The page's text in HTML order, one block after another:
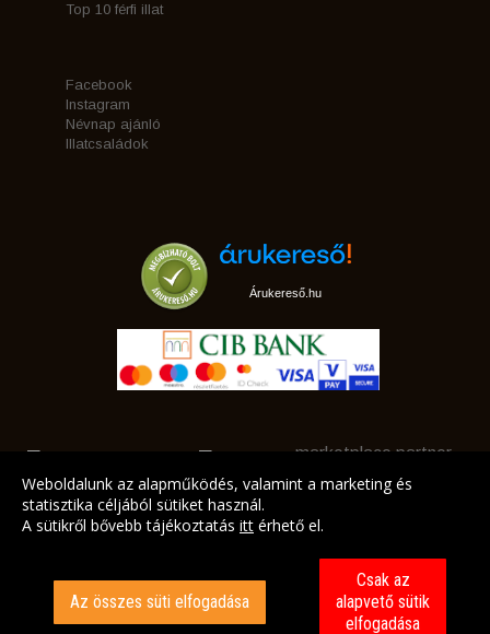
Top 10 férfi illat
Facebook
Instagram
Névnap ajánló
Illatcsaládok
Árukereső.hu
marketplace partner
Weboldalunk az alapműködés, valamint a marketing és
statisztika céljából sütiket használ.
A sütikről bővebb tájékoztatás itt érhető el.
Az összes süti elfogadása
Csak az
alapvető sütik
elfogadása